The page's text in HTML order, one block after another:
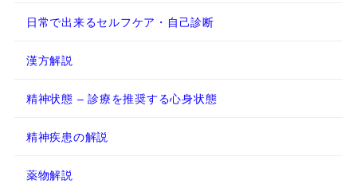
日常で出来るセルフケア・自己診断
漢方解説
精神状態 – 診療を推奨する心身状態
精神疾患の解説
薬物解説